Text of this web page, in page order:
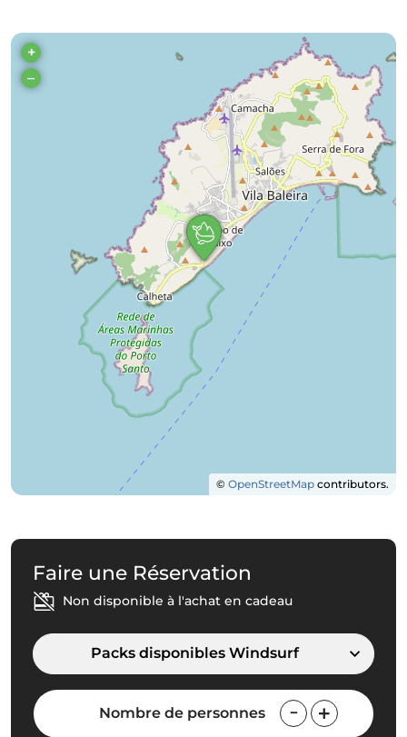
+
–
© OpenStreetMap contributors.
Faire une Réservation
Non disponible à l'achat en cadeau
Packs disponibles Windsurf
Nombre de personnes